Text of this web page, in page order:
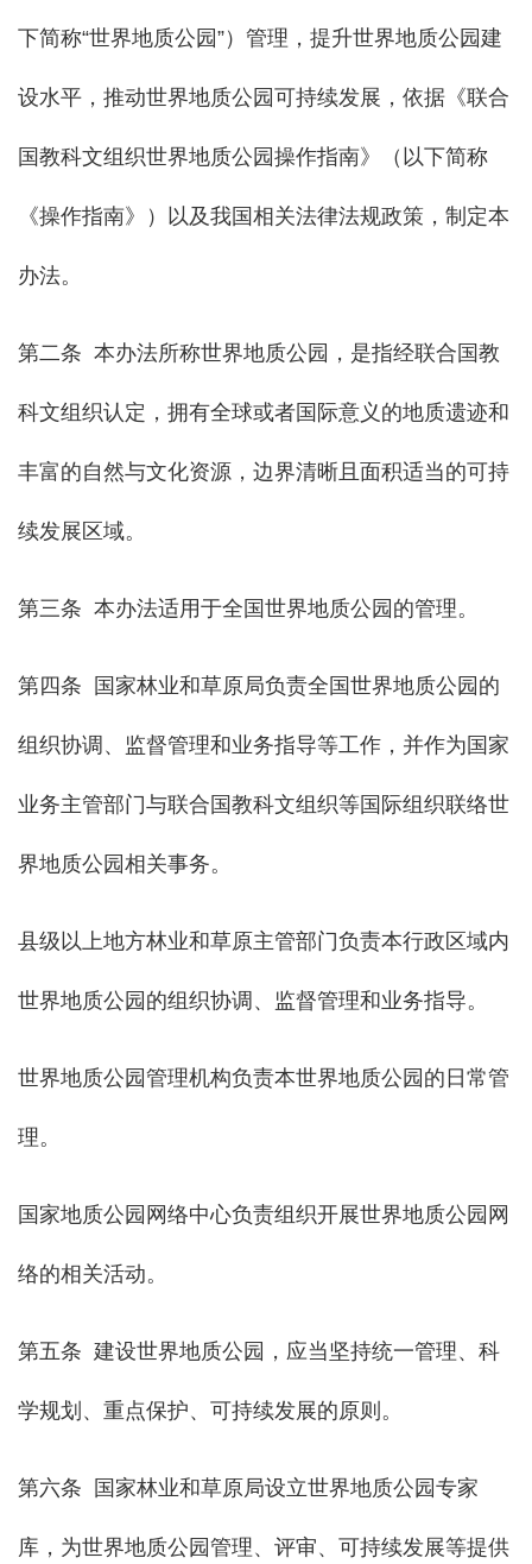
下简称“世界地质公园”）管理，提升世界地质公园建
设水平，推动世界地质公园可持续发展，依据《联合
国教科文组织世界地质公园操作指南》（以下简称
《操作指南》）以及我国相关法律法规政策，制定本
办法。
第二条 本办法所称世界地质公园，是指经联合国教
科文组织认定，拥有全球或者国际意义的地质遗迹和
丰富的自然与文化资源，边界清晰且面积适当的可持
续发展区域。
第三条 本办法适用于全国世界地质公园的管理。
第四条 国家林业和草原局负责全国世界地质公园的
组织协调、监督管理和业务指导等工作，并作为国家
业务主管部门与联合国教科文组织等国际组织联络世
界地质公园相关事务。
县级以上地方林业和草原主管部门负责本行政区域内
世界地质公园的组织协调、监督管理和业务指导。
世界地质公园管理机构负责本世界地质公园的日常管
理。
国家地质公园网络中心负责组织开展世界地质公园网
络的相关活动。
第五条 建设世界地质公园，应当坚持统一管理、科
学规划、重点保护、可持续发展的原则。
第六条 国家林业和草原局设立世界地质公园专家
库，为世界地质公园管理、评审、可持续发展等提供